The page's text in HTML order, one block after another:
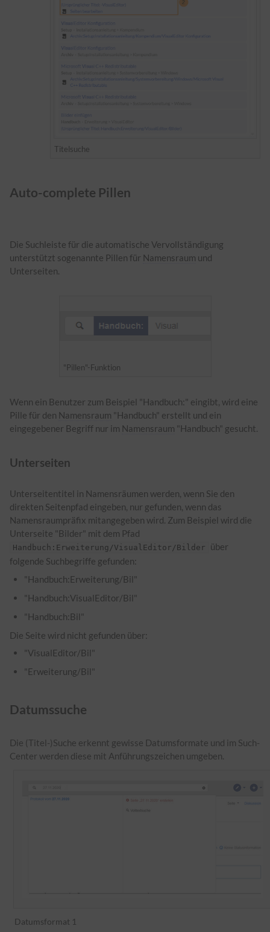
Titelsuche
Auto-complete Pillen
Die Suchleiste für die automatische Vervollständigung
unterstützt sogenannte Pillen für Namensraum und
Unterseiten.
"Pillen"-Funktion
Wenn ein Benutzer zum Beispiel "Handbuch:" eingibt, wird eine
Pille für den Namensraum "Handbuch" erstellt und ein
eingegebener Begriff nur im Namensraum "Handbuch" gesucht.
Unterseiten
Unterseitentitel in Namensräumen werden, wenn Sie den
direkten Seitenpfad eingeben, nur gefunden, wenn das
Namensraumpräfix mitangegeben wird. Zum Beispiel wird die
Unterseite "Bilder" mit dem Pfad
Handbuch:Erweiterung/VisualEditor/Bilder
über
folgende Suchbegriffe gefunden:
"Handbuch:Erweiterung/Bil"
"Handbuch:VisualEditor/Bil"
"Handbuch:Bil"
Die Seite wird nicht gefunden über:
"VisualEditor/Bil"
"Erweiterung/Bil"
Datumssuche
Die (Titel-)Suche erkennt gewisse Datumsformate und im Such-
Center werden diese mit Anführungszeichen umgeben.
Datumsformat 1